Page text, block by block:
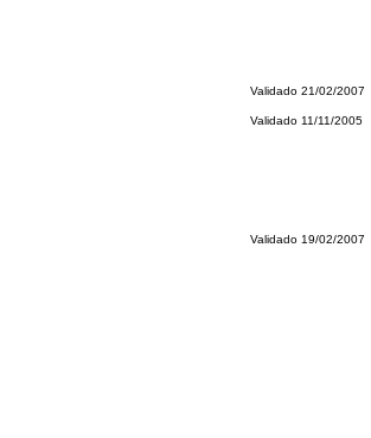
Validado 21/02/2007
Validado 11/11/2005
Validado 19/02/2007